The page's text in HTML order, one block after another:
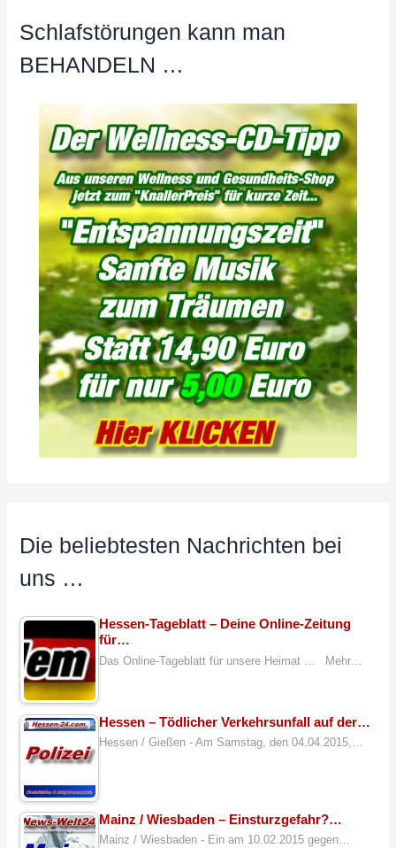
Schlafstörungen kann man
BEHANDELN …
Die beliebtesten Nachrichten bei
uns …
Hessen-Tageblatt – Deine Online-Zeitung
für…
Das Online-Tageblatt für unsere Heimat ... Mehr…
Hessen – Tödlicher Verkehrsunfall auf der…
Hessen / Gießen - Am Samstag, den 04.04.2015,…
Mainz / Wiesbaden – Einsturzgefahr?…
Mainz / Wiesbaden - Ein am 10.02.2015 gegen…